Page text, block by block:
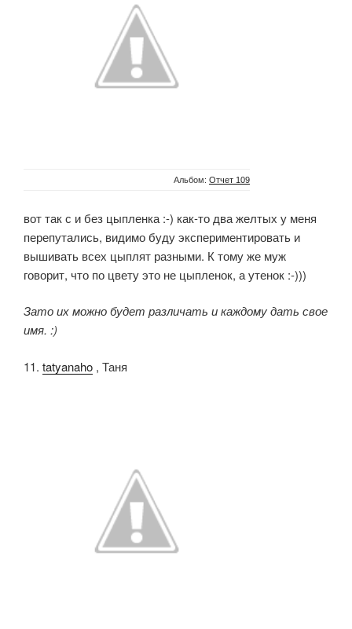
Альбом: Отчет 109
вот так с и без цыпленка :-) как-то два желтых у меня
перепутались, видимо буду экспериментировать и
вышивать всех цыплят разными. К тому же муж
говорит, что по цвету это не цыпленок, а утенок :-)))
Зато их можно будет различать и каждому дать свое
имя. :)
11. tatyanaho , Таня